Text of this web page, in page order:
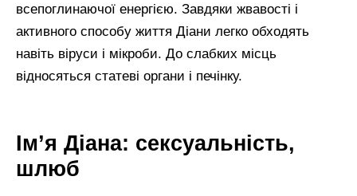
всепоглинаючої енергією. Завдяки жвавості і
активного способу життя Діани легко обходять
навіть віруси і мікроби. До слабких місць
відносяться статеві органи і печінку.
Ім’я Діана: сексуальність,
шлюб